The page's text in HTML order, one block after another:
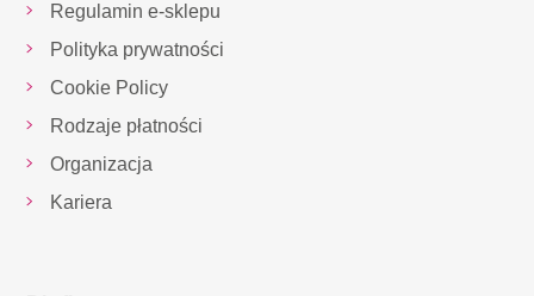
Regulamin e-sklepu
Polityka prywatności
Cookie Policy
Rodzaje płatności
Organizacja
Kariera